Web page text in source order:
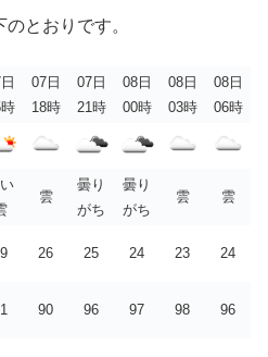
とおりです。
07日
18時
07日
21時
08日
00時
08日
03時
08日
06時
雲
曇り
がち
曇り
がち
雲 雲
26 25 24 23 24
90 96 97 98 96